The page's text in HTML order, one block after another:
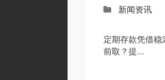
新闻资讯
定期存款凭借
前取？提...